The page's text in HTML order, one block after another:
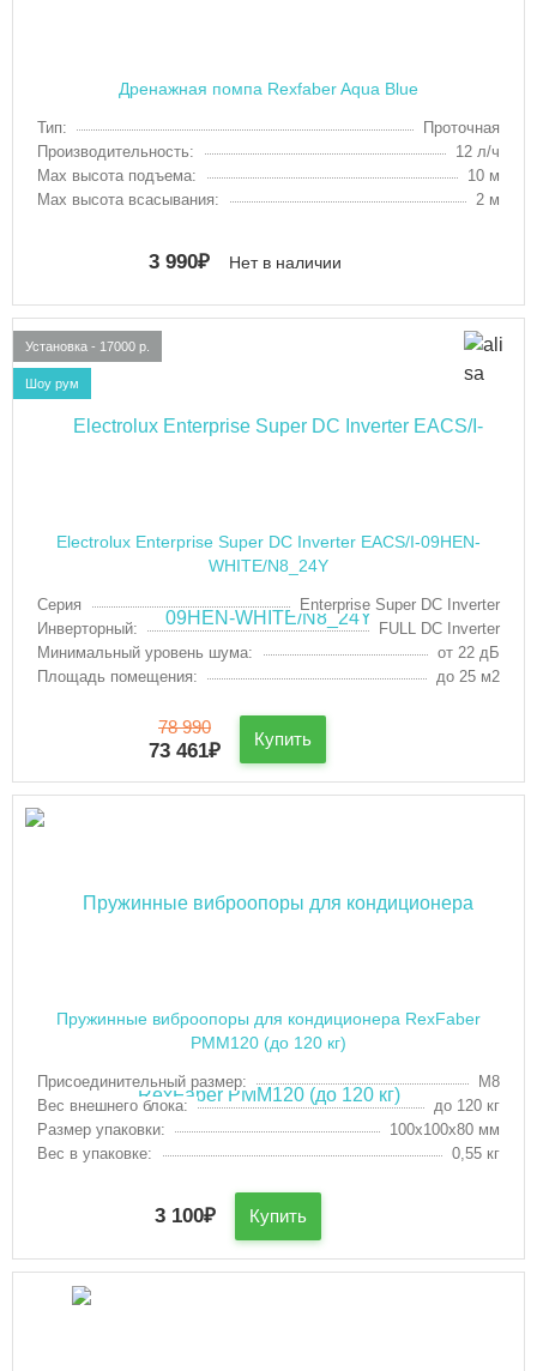
Дренажная помпа Rexfaber Aqua Blue
Тип:
Проточная
Производительность:
12 л/ч
Max высота подъема:
10 м
Max высота всасывания:
2 м
3 990₽ Нет в наличии
Electrolux Enterprise Super DC Inverter EACS/I-09HEN-
WHITE/N8_24Y
Серия
Enterprise Super DC Inverter
Инверторный:
FULL DC Inverter
Минимальный уровень шума:
от 22 дБ
Площадь помещения:
до 25 м2
78 990
73 461₽
Купить
Установка - 17000 р.
Шоу рум
Пружинные виброопоры для кондиционера RexFaber
PMM120 (до 120 кг)
Присоединительный размер:
М8
Вес внешнего блока:
до 120 кг
Размер упаковки:
100х100х80 мм
Вес в упаковке:
0,55 кг
3 100₽ Купить